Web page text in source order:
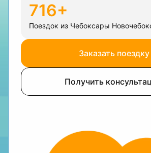
716+
Поездок из Чебоксары
Заказать поездку
Получить